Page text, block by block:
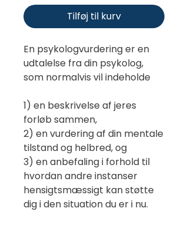
Tilføj til kurv
En psykologvurdering er en
udtalelse fra din psykolog,
som normalvis vil indeholde
1) en beskrivelse af jeres
forløb sammen,
2) en vurdering af din mentale
tilstand og helbred, og
3) en anbefaling i forhold til
hvordan andre instanser
hensigtsmæssigt kan støtte
dig i den situation du er i nu.